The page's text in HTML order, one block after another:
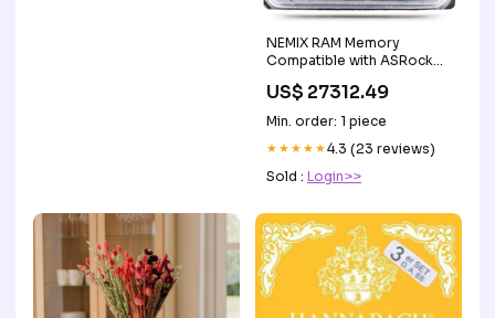
NEMIX RAM Memory
Compatible with ASRock
Motherboard System_GE
Legacy Advantx
US$ 27312.49
Min. order: 1 piece
★★★★★4.3 (23 reviews)
Sold : Login>>